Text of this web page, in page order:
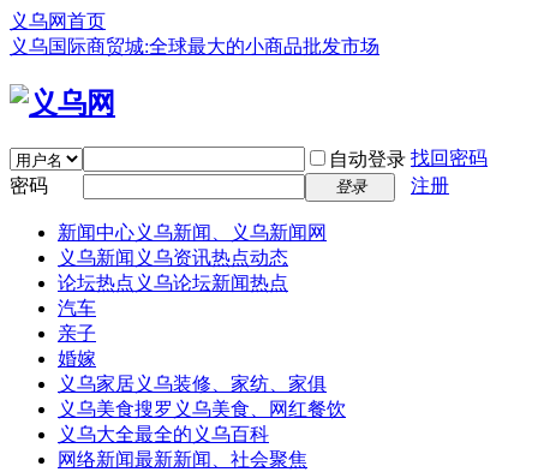
义乌网首页
义乌国际商贸城:全球最大的小商品批发市场
自动登录 找回密码
密码
登录 注册
新闻中心义乌新闻、义乌新闻网
义乌新闻 义乌资讯热点动态
论坛热点 义乌论坛新闻热点
汽车
亲子
婚嫁
义乌家居义乌装修、家纺、家俱
义乌美食搜罗义乌美食、网红餐饮
义乌大全最全的义乌百科
网络新闻最新新闻、社会聚焦